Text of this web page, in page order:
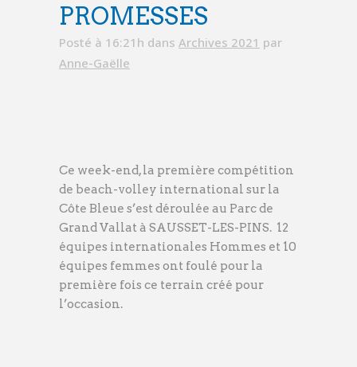
PROMESSES
Posté à 16:21h dans Archives 2021 par
Anne-Gaëlle
Ce week-end, la première compétition
de beach-volley international sur la
Côte Bleue s’est déroulée au Parc de
Grand Vallat à SAUSSET-LES-PINS. 12
équipes internationales Hommes et 10
équipes femmes ont foulé pour la
première fois ce terrain créé pour
l’occasion.